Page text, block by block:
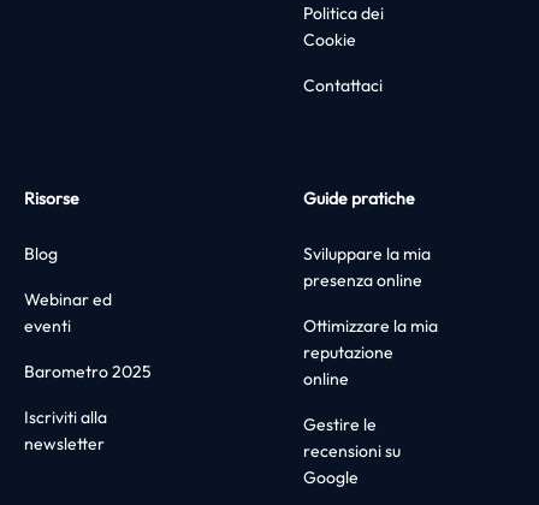
Politica dei
Cookie
Contattaci
Risorse
Blog
Webinar ed
eventi
Barometro 2025
Iscriviti alla
newsletter
Guide pratiche
Sviluppare la mia
presenza online
Ottimizzare la mia
reputazione
online
Gestire le
recensioni su
Google